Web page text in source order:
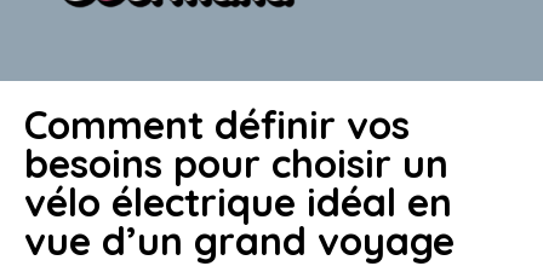
Comment définir vos
besoins pour choisir un
vélo électrique idéal en
vue d’un grand voyage